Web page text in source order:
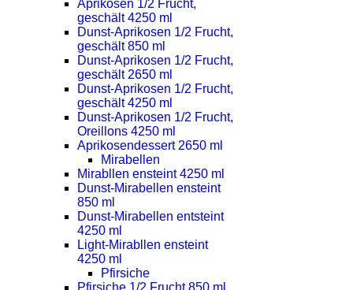
Aprikosen 1/2 Frucht,
geschält 4250 ml
Dunst-Aprikosen 1/2 Frucht,
geschält 850 ml
Dunst-Aprikosen 1/2 Frucht,
geschält 2650 ml
Dunst-Aprikosen 1/2 Frucht,
geschält 4250 ml
Dunst-Aprikosen 1/2 Frucht,
Oreillons 4250 ml
Aprikosendessert 2650 ml
Mirabellen
Mirabllen ensteint 4250 ml
Dunst-Mirabellen ensteint
850 ml
Dunst-Mirabellen entsteint
4250 ml
Light-Mirabllen ensteint
4250 ml
Pfirsiche
Pfirsiche 1/2 Frucht 850 ml